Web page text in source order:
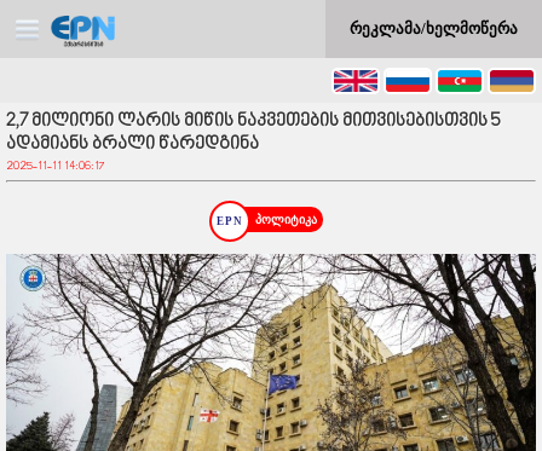
რეკლამა/ხელმოწერა
2,7 მილიონი ლარის მიწის ნაკვეთების მითვისებისთვის 5
ადამიანს ბრალი წარედგინა
2025-11-11 14:06:17
პოლიტიკა